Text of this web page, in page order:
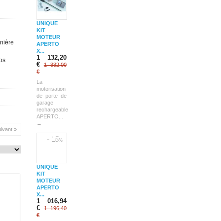
»
UNIQUE
KIT
MOTEUR
APERTO
X...
1 132,20
€1 332,00
€
La
motorisation
de porte de
garage
rechargeable
APERTO...
→
UNIQUE
KIT
MOTEUR
APERTO
X...
1 016,94
€1 196,40
€
- 15%